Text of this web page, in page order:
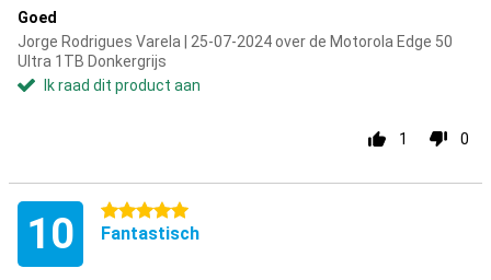
Goed
Jorge Rodrigues Varela | 25-07-2024 over de Motorola Edge 50
Ultra 1TB Donkergrijs
Ik raad dit product aan
1 0
10 5 sterren
Fantastisch